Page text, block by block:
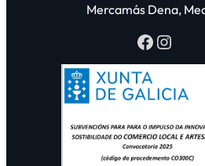
Mercamás Dena,